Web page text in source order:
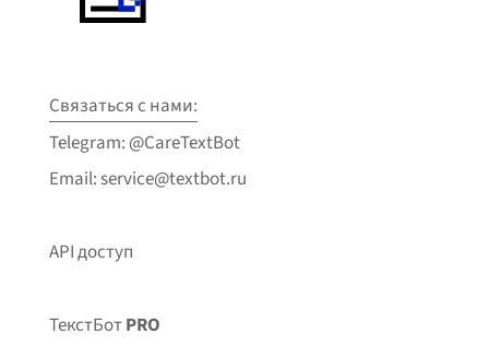
Связаться с нами:
Telegram: @CareTextBot
Email: service@textbot.ru
API доступ
ТекстБотPRO